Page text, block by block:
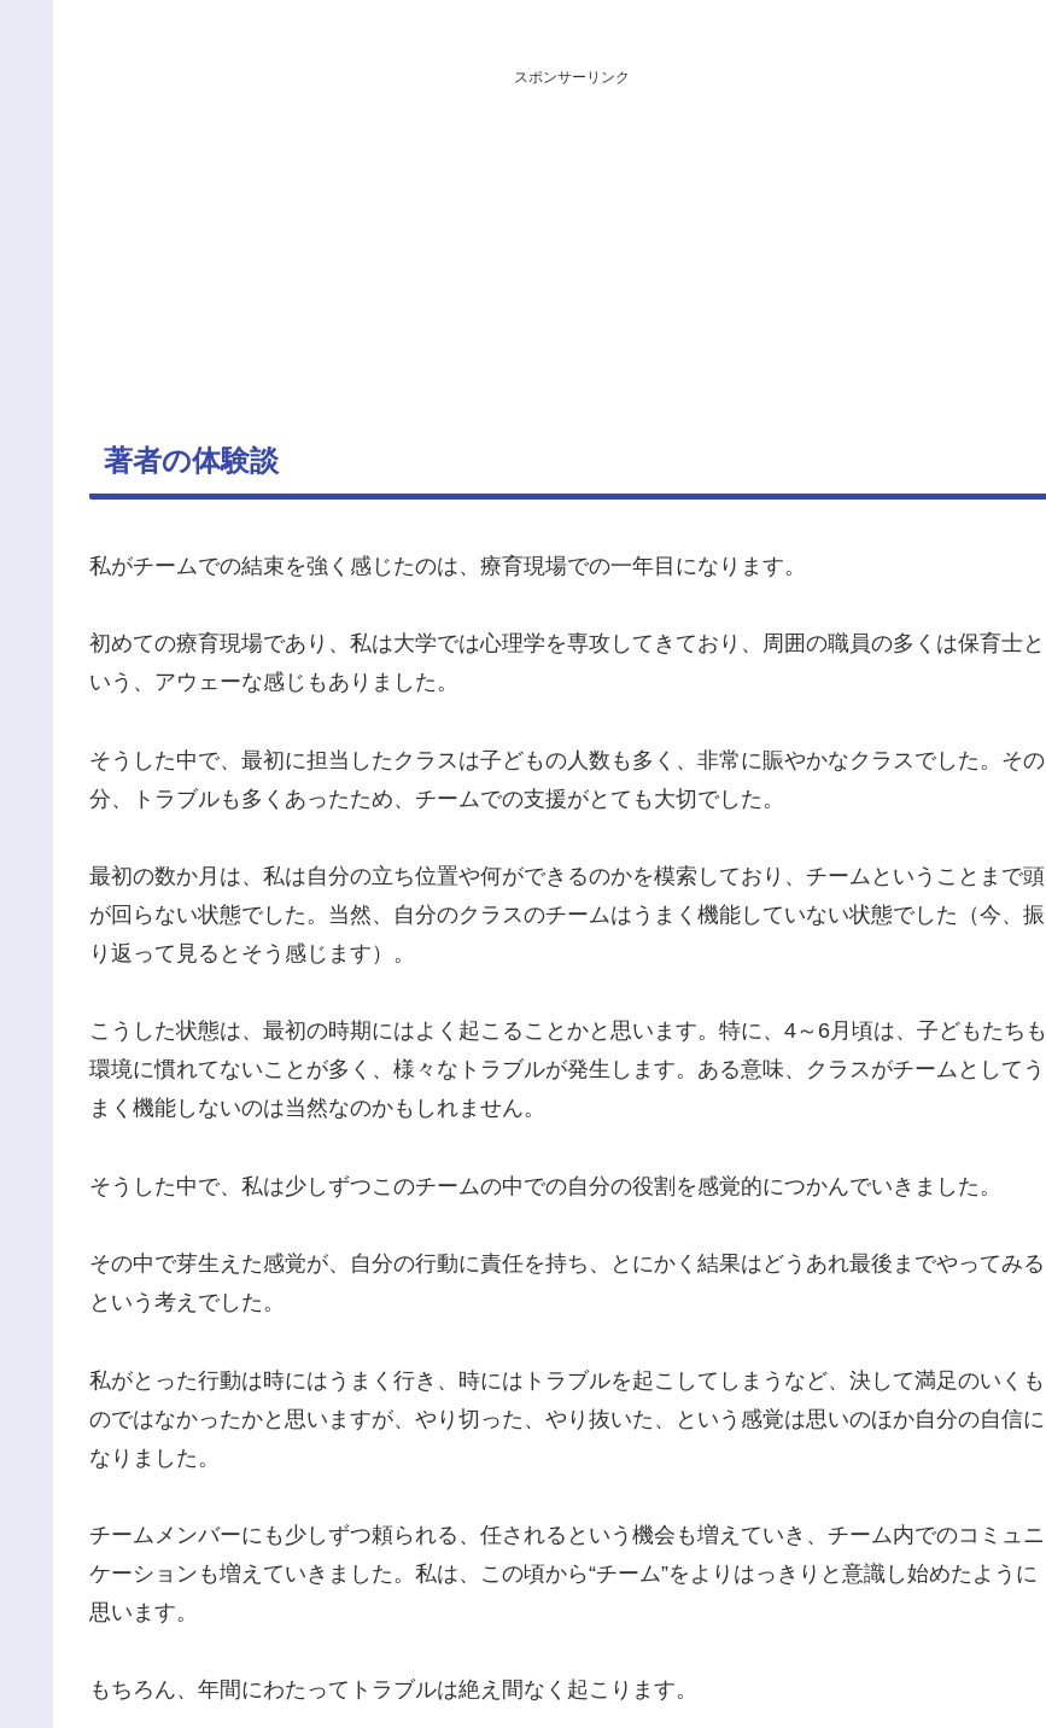
スポンサーリンク
著者の体験談
私がチームでの結束を強く感じたのは、療育現場での一年目になります。
初めての療育現場であり、私は大学では心理学を専攻してきており、周囲の職員の多くは保育士と
いう、アウェーな感じもありました。
そうした中で、最初に担当したクラスは子どもの人数も多く、非常に賑やかなクラスでした。その
分、トラブルも多くあったため、チームでの支援がとても大切でした。
最初の数か月は、私は自分の立ち位置や何ができるのかを模索しており、チームということまで頭
が回らない状態でした。当然、自分のクラスのチームはうまく機能していない状態でした（今、振
り返って見るとそう感じます）。
こうした状態は、最初の時期にはよく起こることかと思います。特に、4～6月頃は、子どもたちも
環境に慣れてないことが多く、様々なトラブルが発生します。ある意味、クラスがチームとしてう
まく機能しないのは当然なのかもしれません。
そうした中で、私は少しずつこのチームの中での自分の役割を感覚的につかんでいきました。
その中で芽生えた感覚が、自分の行動に責任を持ち、とにかく結果はどうあれ最後までやってみる
という考えでした。
私がとった行動は時にはうまく行き、時にはトラブルを起こしてしまうなど、決して満足のいくも
のではなかったかと思いますが、やり切った、やり抜いた、という感覚は思いのほか自分の自信に
なりました。
チームメンバーにも少しずつ頼られる、任されるという機会も増えていき、チーム内でのコミュニ
ケーションも増えていきました。私は、この頃から“チーム”をよりはっきりと意識し始めたように
思います。
もちろん、年間にわたってトラブルは絶え間なく起こります。